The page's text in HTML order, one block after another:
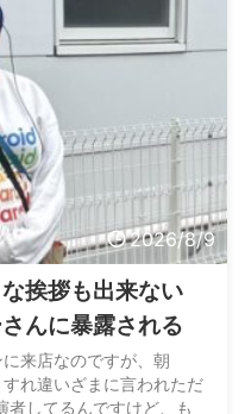
2026/8/9
挨拶も出来ない
んに暴露される
来店なのですが、朝
すれ違いざまに言われただ
者してるんですけど、も